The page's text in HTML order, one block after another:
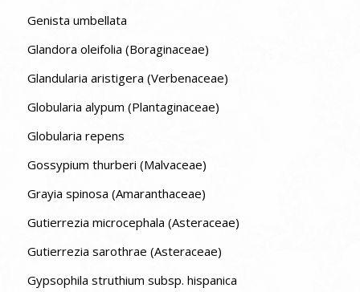
Genista umbellata
Glandora oleifolia (Boraginaceae)
Glandularia aristigera (Verbenaceae)
Globularia alypum (Plantaginaceae)
Globularia repens
Gossypium thurberi (Malvaceae)
Grayia spinosa (Amaranthaceae)
Gutierrezia microcephala (Asteraceae)
Gutierrezia sarothrae (Asteraceae)
Gypsophila struthium subsp. hispanica